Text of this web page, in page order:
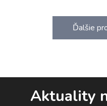
Ďalšie
Aktuality